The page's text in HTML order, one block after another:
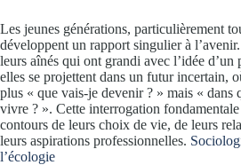
Les jeunes générations, particulièrement
développent un rapport singulier à
leurs aînés qui ont grandi avec l’idée d’un
elles se projettent dans un futur incertain,
plus « que vais-je devenir ? » mais « dans
vivre ? ». Cette interrogation fondamentale
contours de leurs choix de vie, de leurs
leurs aspirations professionnelles.
l’écologie